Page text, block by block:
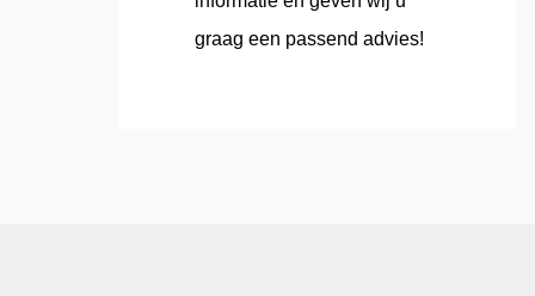
graag een passend advies!